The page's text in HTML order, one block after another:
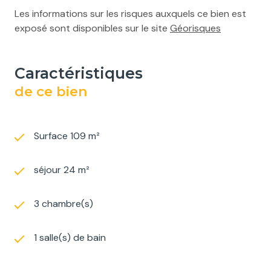
Les informations sur les risques auxquels ce bien est
exposé sont disponibles sur le site Géorisques
caractéristiques
de ce bien
Surface 109 m²
séjour 24 m²
3 chambre(s)
1 salle(s) de bain